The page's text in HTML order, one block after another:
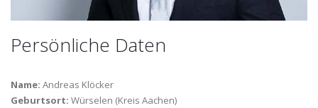
Persönliche Daten
Name: Andreas Klöcker
Geburtsort: Würselen (Kreis Aachen)